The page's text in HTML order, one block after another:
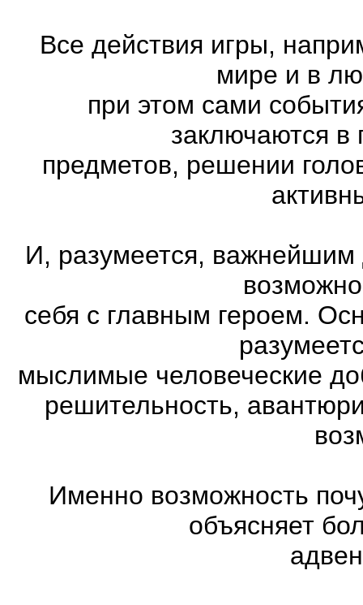
Все действия игры,
мире и в
при этом сами
заключаются в
предметов, решении
И, разумеется, важнейшим
себя с главным героем.
мыслимые человеческие
решительность,
Именно возможность
объясняет